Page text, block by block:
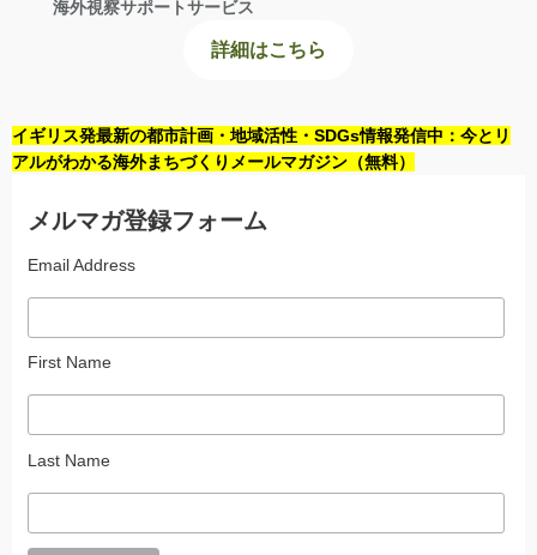
海外視察サポートサービス
詳細はこちら
イギリス発最新の都市計画・地域活性・SDGs情報発信中：今とリ
アルがわかる海外まちづくりメールマガジン（無料）
メルマガ登録フォーム
Email Address
First Name
Last Name